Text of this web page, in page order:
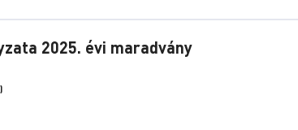
2025. évi maradvány